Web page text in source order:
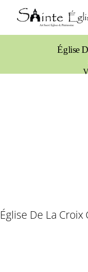
Église
Église De La